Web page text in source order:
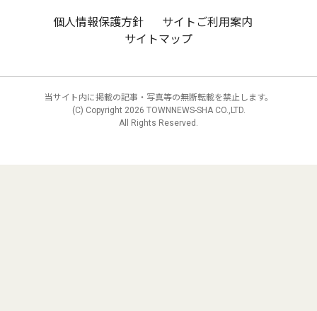
個人情報保護方針
サイトご利用案内
サイトマップ
当サイト内に掲載の記事・写真等の無断転載を禁止します。
(C) Copyright 2026 TOWNNEWS-SHA CO.,LTD.
All Rights Reserved.